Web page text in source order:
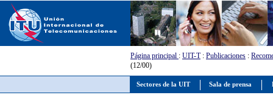
Sectores de la UIT Sala de prensa
Página principal : UIT-T: Publicaciones :
(12/00)